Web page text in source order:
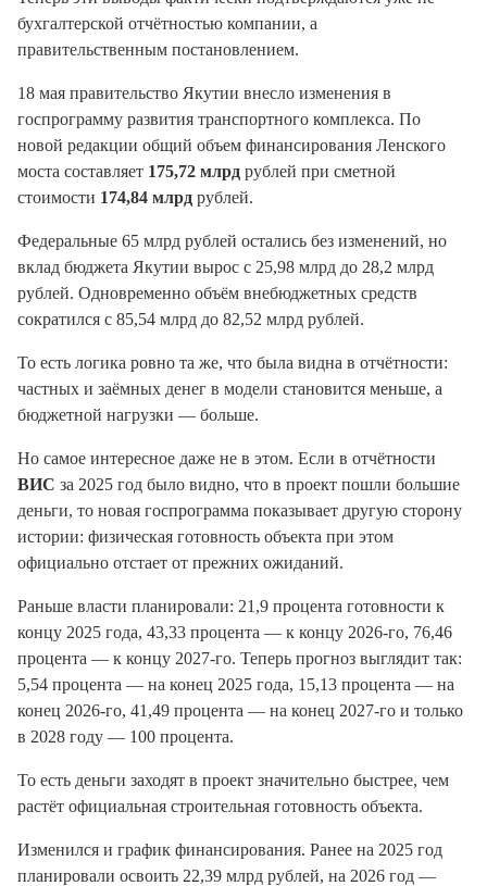
бухгалтерской отчётностью компании, а
правительственным постановлением.
18 мая правительство Якутии внесло изменения в
госпрограмму развития транспортного комплекса. По
новой редакции общий объем финансирования Ленского
моста составляет 175,72 млрд рублей при сметной
стоимости 174,84 млрд рублей.
Федеральные 65 млрд рублей остались без изменений, но
вклад бюджета Якутии вырос с 25,98 млрд до 28,2 млрд
рублей. Одновременно объём внебюджетных средств
сократился с 85,54 млрд до 82,52 млрд рублей.
То есть логика ровно та же, что была видна в отчётности:
частных и заёмных денег в модели становится меньше, а
бюджетной нагрузки — больше.
Но самое интересное даже не в этом. Если в отчётности
ВИС за 2025 год было видно, что в проект пошли большие
деньги, то новая госпрограмма показывает другую сторону
истории: физическая готовность объекта при этом
официально отстает от прежних ожиданий.
Раньше власти планировали: 21,9 процента готовности к
концу 2025 года, 43,33 процента — к концу 2026-го, 76,46
процента — к концу 2027-го. Теперь прогноз выглядит так:
5,54 процента — на конец 2025 года, 15,13 процента — на
конец 2026-го, 41,49 процента — на конец 2027-го и только
в 2028 году — 100 процента.
То есть деньги заходят в проект значительно быстрее, чем
растёт официальная строительная готовность объекта.
Изменился и график финансирования. Ранее на 2025 год
планировали освоить 22,39 млрд рублей, на 2026 год —